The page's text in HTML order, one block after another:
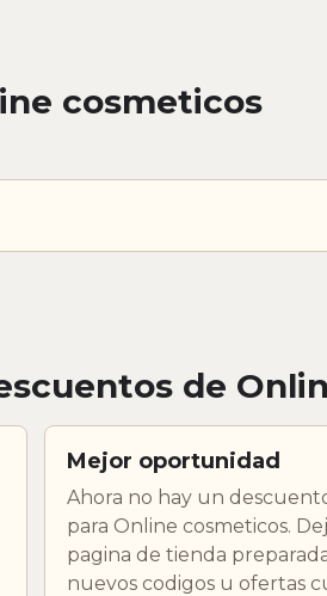
cosmeticos
de
Mejor oportunidad
Ahora no hay un
para Online cosmeticos.
pagina de tienda
nuevos codigos u ofertas